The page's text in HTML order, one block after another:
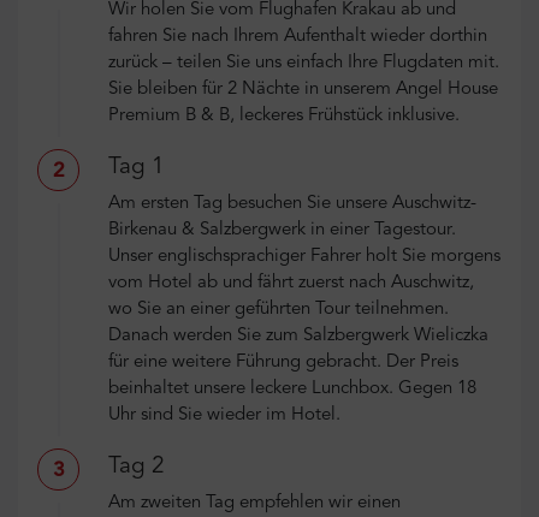
Wir holen Sie vom Flughafen Krakau ab und
fahren Sie nach Ihrem Aufenthalt wieder dorthin
zurück – teilen Sie uns einfach Ihre Flugdaten mit.
Sie bleiben für 2 Nächte in unserem Angel House
Premium B & B, leckeres Frühstück inklusive.
2 Tag 1
Am ersten Tag besuchen Sie unsere Auschwitz-
Birkenau & Salzbergwerk in einer Tagestour.
Unser englischsprachiger Fahrer holt Sie morgens
vom Hotel ab und fährt zuerst nach Auschwitz,
wo Sie an einer geführten Tour teilnehmen.
Danach werden Sie zum Salzbergwerk Wieliczka
für eine weitere Führung gebracht. Der Preis
beinhaltet unsere leckere Lunchbox. Gegen 18
Uhr sind Sie wieder im Hotel.
3 Tag 2
Am zweiten Tag empfehlen wir einen